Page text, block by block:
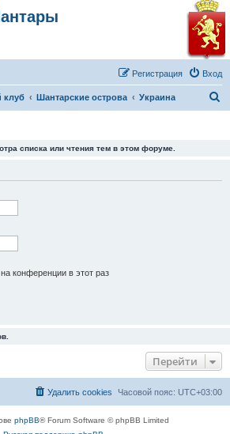
Вход
Регистрация
клуб Шантарские острова Украина
списка или чтения тем в этом форуме.
конференции в этот раз
Перейти
Часовой пояс: UTC+03:00
Удалить cookies
phpBB® Forum Software © phpBB Limited